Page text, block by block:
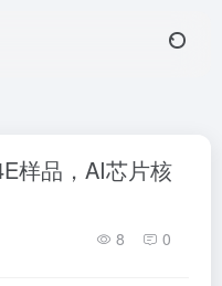
样品，AI芯片核
8 0